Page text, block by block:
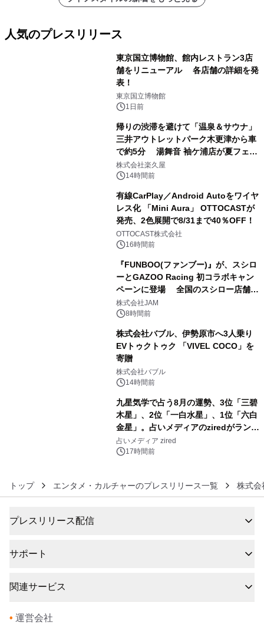
人気のプレスリリース
東京国立博物館、館内レストラン3店
舗をリニューアル 各店舗の詳細を発
表！
東京国立博物館
1日前
帰りの渋滞を避けて「温泉＆サウナ」
三井アウトレットパーク木更津から車
で約5分 湯舞音 袖ケ浦店が夏フェア
メニューを提供
株式会社楽久屋
14時間前
有線CarPlay／Android Autoをワイヤ
レス化 「Mini Aura」 OTTOCASTが
発売、2色展開で8/31まで40％OFF！
OTTOCAST株式会社
16時間前
『FUNBOO(ファンブー)』が、スシロ
ーとGAZOO Racing 初コラボキャン
ペーンに登場 全国のスシロー店舗で
GR 4車種の FUNBOO(ミニカー)付き
メニューが展開されます
株式会社JAM
8時間前
株式会社バブル、伊勢原市へ3人乗り
EVトゥクトゥク 「VIVEL COCO」を
寄贈
株式会社バブル
14時間前
九星気学で占う8月の運勢、3位「三碧
木星」、2位「一白水星」、1位「六白
金星」。占いメディアのziredがランキ
ングを発表
占いメディア zired
17時間前
トップ エンタメ・カルチャーのプレスリリース一覧 株式会
プレスリリース配信
サポート
関連サービス
• 運営会社